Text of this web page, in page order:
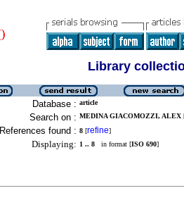
Library
Database : article
Search on : MEDINA GIACOMOZZI, ALEX
References found : 8 [refine]
Displaying: 1 .. 8 in format [ISO 690]